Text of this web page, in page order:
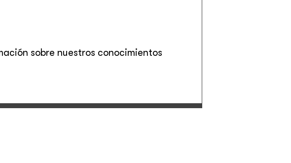
sobre nuestros conocimientos